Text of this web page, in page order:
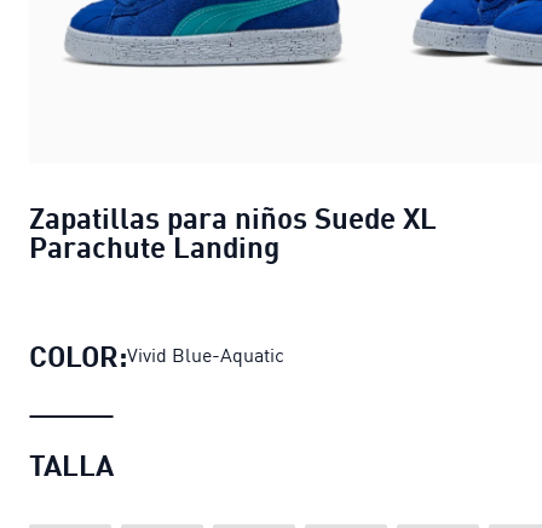
Zapatillas para niños Suede XL
Parachute Landing
COLOR:Vivid Blue-Aquatic
TALLA